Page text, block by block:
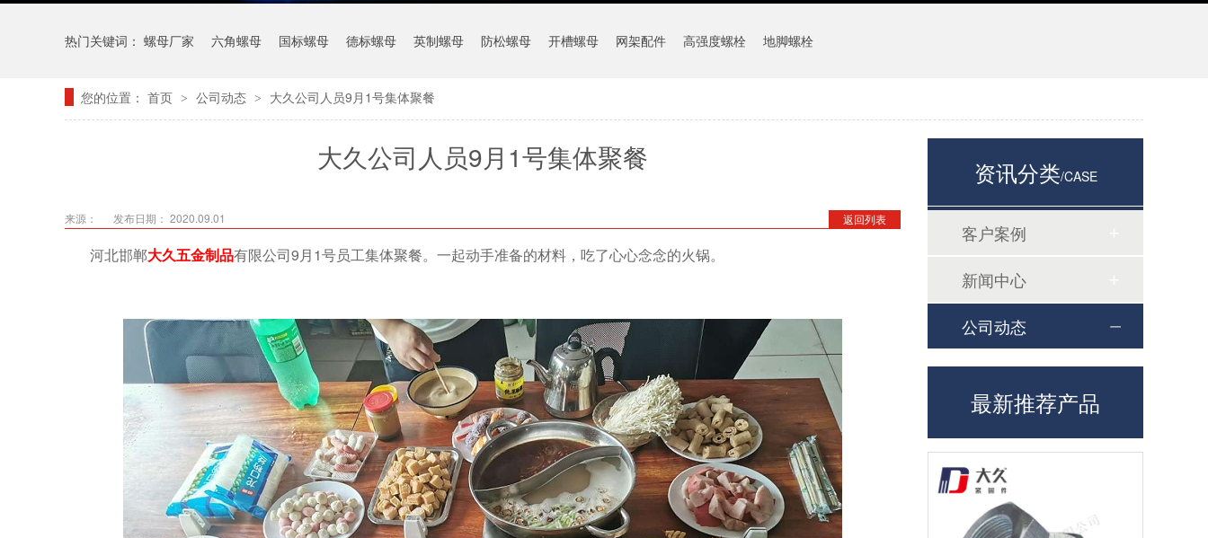
热门关键词： 螺母厂家 六角螺母 国标螺母 德标螺母 英制螺母 防松螺母 开槽螺母 网架配件 高强度螺栓 地脚螺栓
您的位置： 首页 > 公司动态 > 大久公司人员9月1号集体聚餐
大久公司人员9月1号集体聚餐
返回列表
来源： 发布日期： 2020.09.01
河北邯郸大久五金制品有限公司9月1号员工集体聚餐。一起动手准备的材料，吃了心心念念的火锅。
资讯分类/CASE
客户案例
新闻中心
公司动态
最新推荐产品